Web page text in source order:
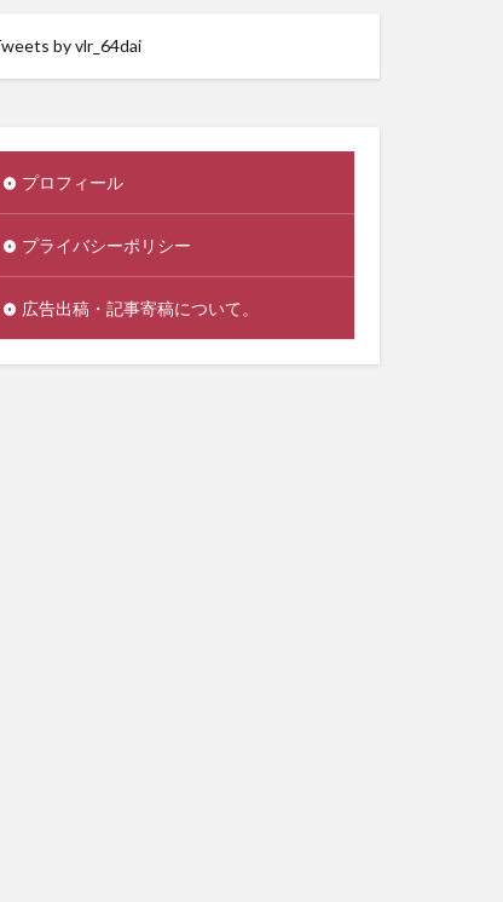
by vlr_64dai
プロフィール
プライバシーポリシー
広告出稿・記事寄稿について。